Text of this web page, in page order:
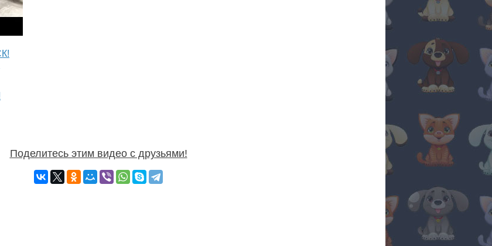
Поделитесь этим видео с друзьями!